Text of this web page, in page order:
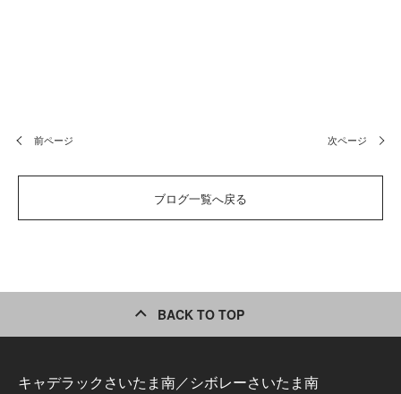
前ページ 次ページ
ブログ一覧へ戻る
BACK TO TOP
キャデラックさいたま南／シボレーさいたま南